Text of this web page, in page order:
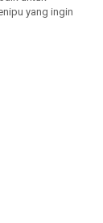
yang ingin